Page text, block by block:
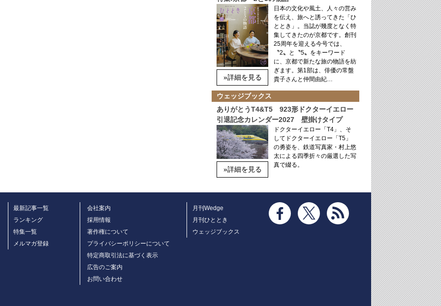
»詳細を見る
日本の文化や風土、人々の営み
を伝え、旅へと誘ってきた「ひ
ととき」。当誌が幾度となく特
集してきたのが京都です。創刊
25周年を迎える今号では、
〝2〟と〝5〟をキーワード
に、京都で新たな旅の物語を紡
ぎます。第1部は、俳優の常盤
貴子さんと仲間由紀…
ウェッジブックス
ありがとうT4&T5 923形ドクターイエロー
引退記念カレンダー2027 壁掛けタイプ
»詳細を見る
ドクターイエロー「T4」、そ
してドクターイエロー「T5」
の勇姿を、鉄道写真家・村上悠
太による四季折々の厳選した写
真で綴る。
最新記事一覧
ランキング
特集一覧
メルマガ登録
会社案内
採用情報
著作権について
プライバシーポリシーについて
特定商取引法に基づく表示
広告のご案内
お問い合わせ
月刊Wedge
月刊ひととき
ウェッジブックス